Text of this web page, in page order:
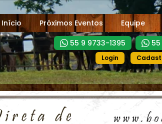
Início Próximos Eventos Equipe
55 9 9733-1395
Login